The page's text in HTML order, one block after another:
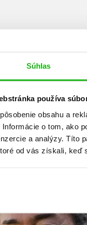
Súhlas
používa
obsahu a
Informácie o tom, ako
a analýzy. Títo
od vás získali, keď